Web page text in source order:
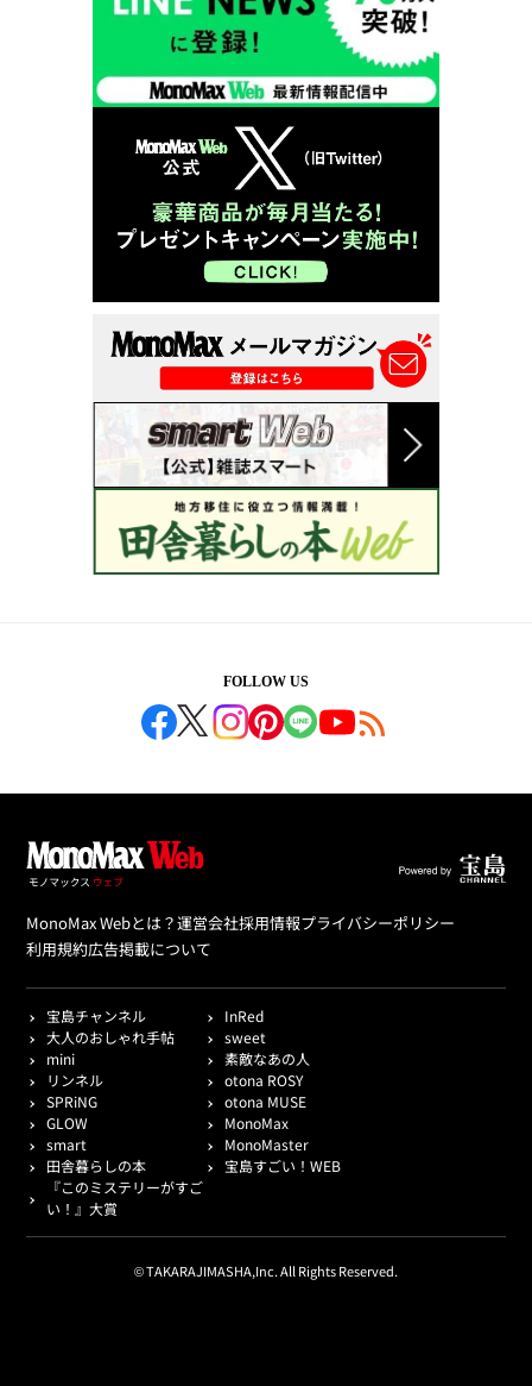
FOLLOW US
MonoMax Webとは？運営会社採用情報プライバシーポリシー
利用規約広告掲載について
宝島チャンネル
InRed
大人のおしゃれ手帖
sweet
mini
素敵なあの人
リンネル
otona ROSY
SPRiNG
otona MUSE
GLOW
MonoMax
smart
MonoMaster
田舎暮らしの本
宝島すごい！WEB
『このミステリーがすご
い！』大賞
© TAKARAJIMASHA,Inc. All Rights Reserved.